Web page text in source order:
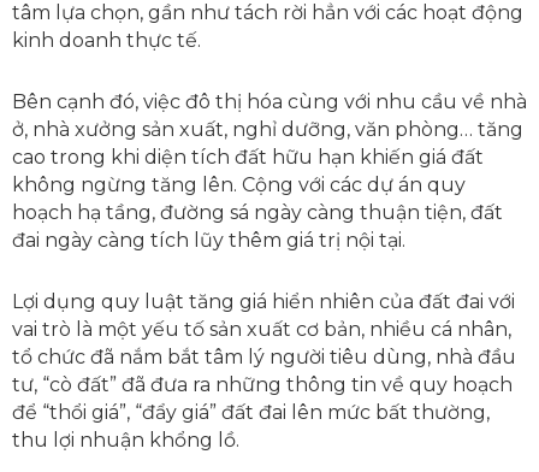
tâm lựa chọn, gần như tách rời hẳn với các hoạt động
kinh doanh thực tế.
Bên cạnh đó, việc đô thị hóa cùng với nhu cầu về nhà
ở, nhà xưởng sản xuất, nghỉ dưỡng, văn phòng… tăng
cao trong khi diện tích đất hữu hạn khiến giá đất
không ngừng tăng lên. Cộng với các dự án quy
hoạch hạ tầng, đường sá ngày càng thuận tiện, đất
đai ngày càng tích lũy thêm giá trị nội tại.
Lợi dụng quy luật tăng giá hiển nhiên của đất đai với
vai trò là một yếu tố sản xuất cơ bản, nhiều cá nhân,
tổ chức đã nắm bắt tâm lý người tiêu dùng, nhà đầu
tư, “cò đất” đã đưa ra những thông tin về quy hoạch
để “thổi giá”, “đẩy giá” đất đai lên mức bất thường,
thu lợi nhuận khổng lồ.